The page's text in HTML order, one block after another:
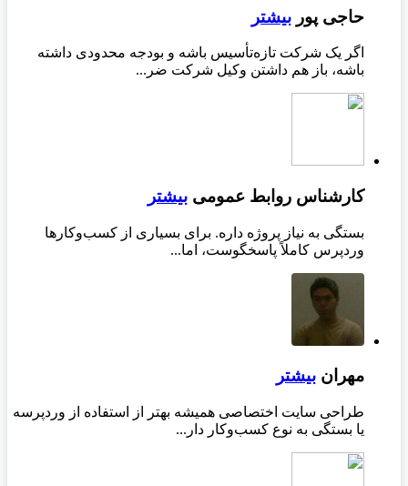
حاجی پور بیشتر
اگر یک شرکت تازه‌تأسیس باشه و بودجه محدودی داشته
باشه، باز هم داشتن وکیل شرکت ضر...
کارشناس روابط عمومی بیشتر
بستگی به نیاز پروژه داره. برای بسیاری از کسب‌وکارها
وردپرس کاملاً پاسخگوست، اما...
مهران بیشتر
طراحی سایت اختصاصی همیشه بهتر از استفاده از وردپرسه
یا بستگی به نوع کسب‌وکار دار...